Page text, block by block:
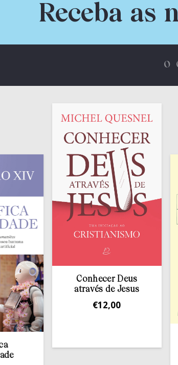
Receba as
O
Conhecer Deus
através de Jesus